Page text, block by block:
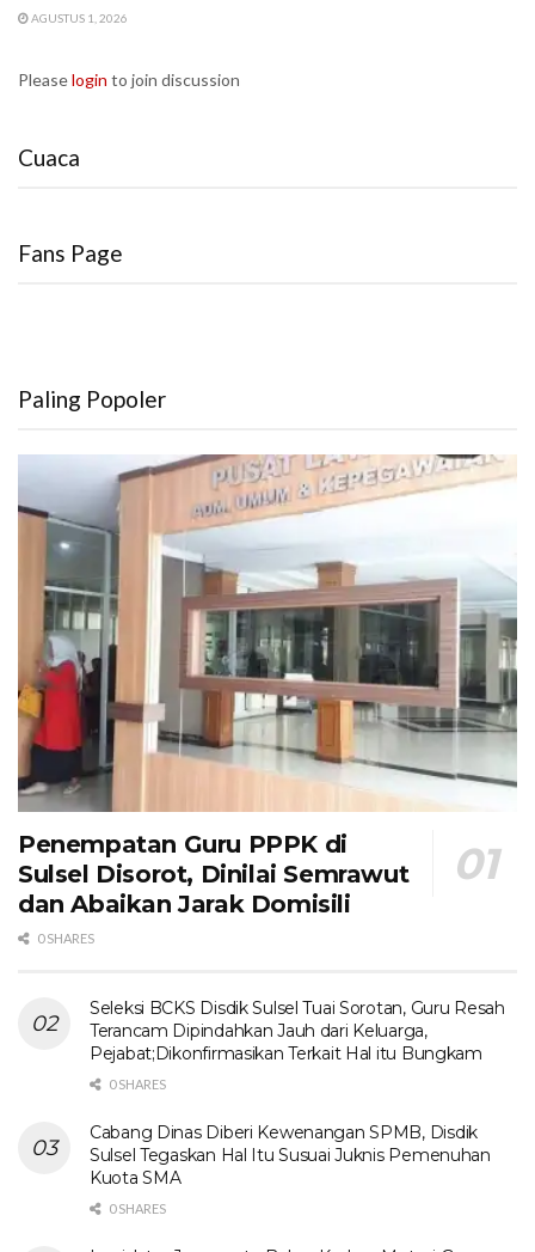
AGUSTUS 1, 2026
Pleaselogin to join discussion
Cuaca
Fans Page
Paling Popoler
Penempatan Guru PPPK di
Sulsel Disorot, Dinilai Semrawut
dan Abaikan Jarak Domisili
0 SHARES
Seleksi BCKS Disdik Sulsel Tuai Sorotan, Guru Resah
Terancam Dipindahkan Jauh dari Keluarga,
Pejabat;Dikonfirmasikan Terkait Hal itu Bungkam
0 SHARES
Cabang Dinas Diberi Kewenangan SPMB, Disdik
Sulsel Tegaskan Hal Itu Susuai Juknis Pemenuhan
Kuota SMA
0 SHARES